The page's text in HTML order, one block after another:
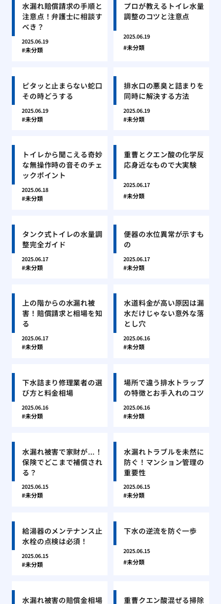
水漏れ賠償請求の手順と
注意点！弁護士に相談す
べき？
2025.06.19
未分類
プロが教えるトイレ水量
調整のコツと注意点
2025.06.19
未分類
ピタッと止まらない蛇口
その時どうする
2025.06.19
未分類
排水口の悪臭と詰まりを
同時に解決する方法
2025.06.19
未分類
トイレから聞こえる奇妙
な無操作時の音そのチェ
ックポイント
2025.06.18
未分類
重曹とクエン酸の化学反
応身近なもので大実験
2025.06.17
未分類
タンク式トイレの水量調
整完全ガイド
2025.06.17
未分類
便器の水位異常が示すも
の
2025.06.17
未分類
上の階からの水漏れ被
害！賠償請求と相場を知
る
2025.06.17
未分類
水道料金が高い原因は漏
水だけじゃない意外な落
とし穴
2025.06.16
未分類
下水詰まり修理業者の選
び方と料金相場
2025.06.16
未分類
場所で違う排水トラップ
の特徴とお手入れのコツ
2025.06.16
未分類
水漏れ被害で家財が…！
保険でどこまで補償され
る？
2025.06.15
未分類
水漏れトラブルを未然に
防ぐ！マンション管理の
重要性
2025.06.15
未分類
給湯器のメンテナンス止
水栓の点検は必須！
2025.06.15
未分類
下水の逆流を防ぐ一歩
2025.06.15
未分類
水漏れ被害の賠償金相場 重曹クエン酸混ぜる掃除